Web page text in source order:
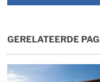
GERELATEERDE